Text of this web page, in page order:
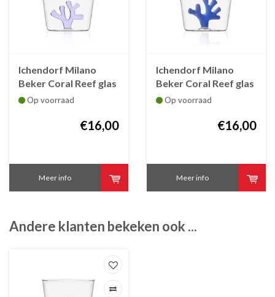
Ichendorf Milano
Beker Coral Reef glas
35 cl coral lila
Op voorraad
€16,00
Meer info
Ichendorf Milano
Beker Coral Reef glas
35 cl coral blauw
Op voorraad
€16,00
Meer info
Andere klanten bekeken ook ...